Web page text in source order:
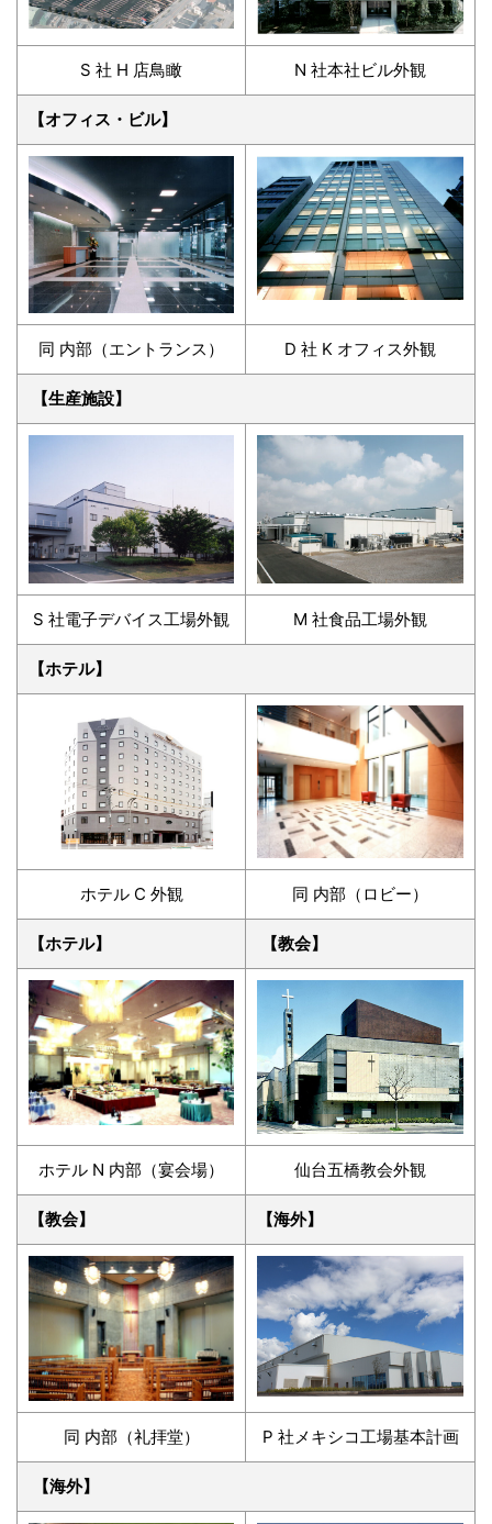
S 社 H 店鳥瞰 N 社本社ビル外観
【オフィス・ビル】
同 内部（エントランス） D 社 K オフィス外観
【生産施設】
S 社電子デバイス工場外観 M 社食品工場外観
【ホテル】
ホテル C 外観 同 内部（ロビー）
【ホテル】 【教会】
ホテル N 内部（宴会場） 仙台五橋教会外観
【教会】 【海外】
同 内部（礼拝堂） P 社メキシコ工場基本計画
【海外】